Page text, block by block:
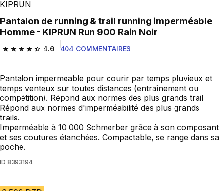
KIPRUN
Pantalon de running & trail running imperméable
Homme - KIPRUN Run 900 Rain Noir
4.6
4.6 out of 5 stars from 404 reviews
404 COMMENTAIRES
Pantalon imperméable pour courir par temps pluvieux et
temps venteux sur toutes distances (entraînement ou
compétition). Répond aux normes des plus grands trail
Répond aux normes d'imperméabilité des plus grands
trails.
Imperméable à 10 000 Schmerber grâce à son composant
et ses coutures étanchées. Compactable, se range dans sa
poche.
ID 8393194